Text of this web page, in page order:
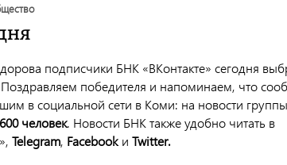
подписчики БНК «ВКонтакте» сегодня
Поздравляем победителя и напоминаем, что
в социальной сети в Коми: на новости группы
человек. Новости БНК также удобно читать в
Telegram, Facebookи Twitter.